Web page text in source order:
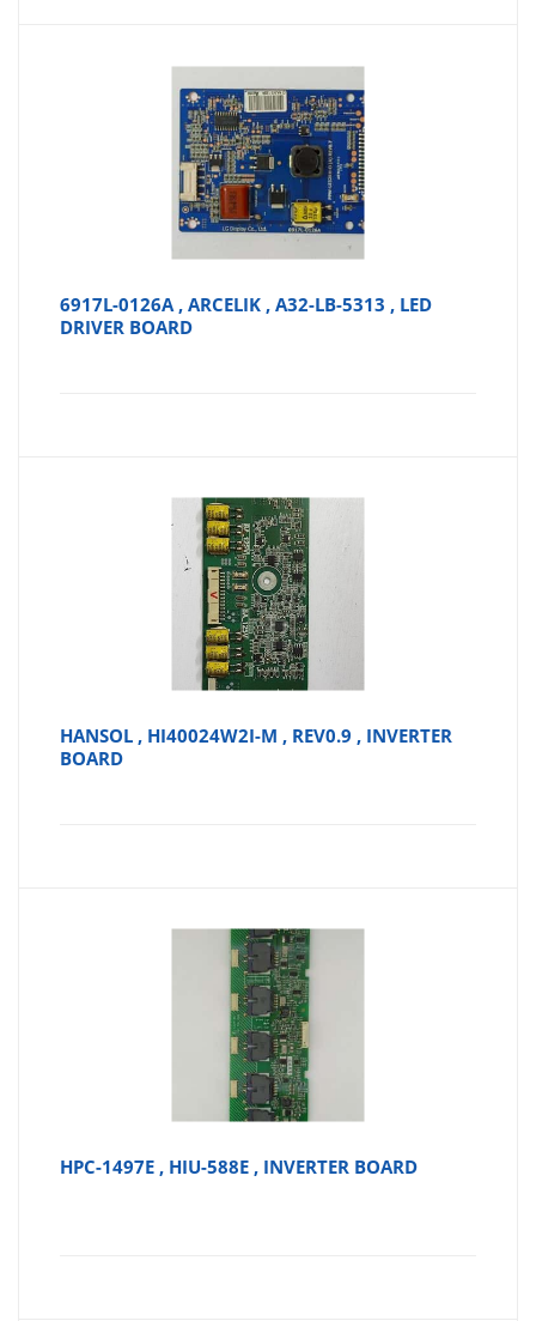
6917L-0126A , ARCELIK , A32-LB-5313 , LED
DRIVER BOARD
HANSOL , HI40024W2I-M , REV0.9 , INVERTER
BOARD
HPC-1497E , HIU-588E , INVERTER BOARD